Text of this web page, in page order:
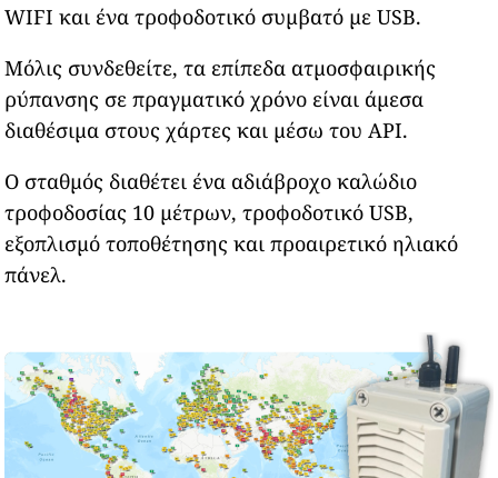
WIFI και ένα τροφοδοτικό συμβατό με USB.
Μόλις συνδεθείτε, τα επίπεδα ατμοσφαιρικής
ρύπανσης σε πραγματικό χρόνο είναι άμεσα
διαθέσιμα στους χάρτες και μέσω του API.
Ο σταθμός διαθέτει ένα αδιάβροχο καλώδιο
τροφοδοσίας 10 μέτρων, τροφοδοτικό USB,
εξοπλισμό τοποθέτησης και προαιρετικό ηλιακό
πάνελ.